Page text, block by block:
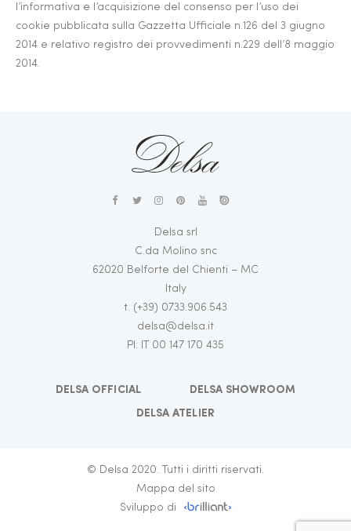
l’informativa e l’acquisizione del consenso per l’uso dei
cookie pubblicata sulla Gazzetta Ufficiale n.126 del 3 giugno
2014 e relativo registro dei provvedimenti n.229 dell’8 maggio
2014.
Delsa srl
C.da Molino snc
62020 Belforte del Chienti – MC
Italy
t. (+39) 0733.906.543
delsa@delsa.it
PI: IT 00 147 170 435
DELSA OFFICIAL DELSA SHOWROOM
DELSA ATELIER
© Delsa 2020. Tutti i diritti riservati.
Mappa del sito
Sviluppo di